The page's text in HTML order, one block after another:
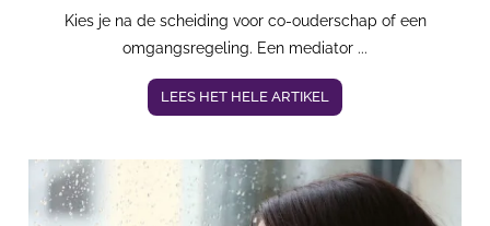
Kies je na de scheiding voor co-ouderschap of een
omgangsregeling. Een mediator ...
LEES HET HELE ARTIKEL